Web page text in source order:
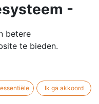
-
5.
+ injector, ROJO
betere
te bieden.
Ik ga akkoord